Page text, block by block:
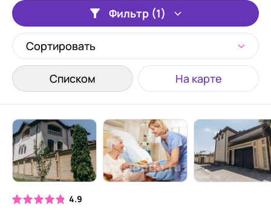
Фильтр (1)
Сортировать
Списком На карте
4.9